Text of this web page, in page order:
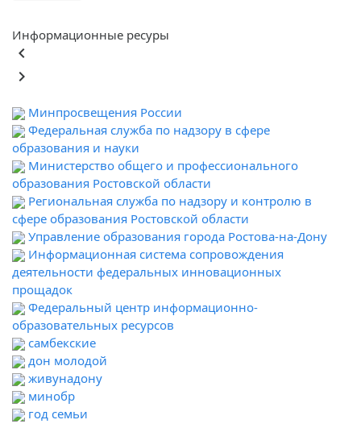
Информационные ресуры
keyboard_arrow_left
keyboard_arrow_right
Минпросвещения России
Федеральная служба по надзору в сфере
образования и науки
Министерство общего и профессионального
образования Ростовской области
Региональная служба по надзору и контролю в
сфере образования Ростовской области
Управление образования города Ростова-на-Дону
Информационная система сопровождения
деятельности федеральных инновационных
прощадок
Федеральный центр информационно-
образовательных ресурсов
самбекские
дон молодой
живунадону
минобр
год семьи